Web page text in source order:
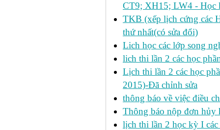
CT9; XH15; LW4 - Học
TKB (xếp lịch cứng các
thứ nhất(có sửa đổi)
Lich học các lớp song
lich thi lần 2 các học
Lịch thi lần 2 các học
2015)-Đã chỉnh sửa
thông báo về việc điều
Thông báo nộp đơn hủy
lịch thi lần 2 học kỳ I